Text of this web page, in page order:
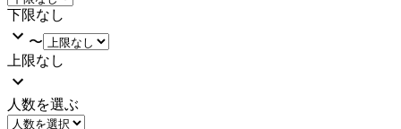
下限なし
〜
上限なし
人数を選ぶ